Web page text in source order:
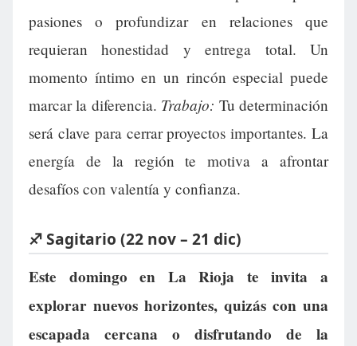
pasiones o profundizar en relaciones que
requieran honestidad y entrega total. Un
momento íntimo en un rincón especial puede
marcar la diferencia. Trabajo: Tu determinación
será clave para cerrar proyectos importantes. La
energía de la región te motiva a afrontar
desafíos con valentía y confianza.
♐ Sagitario (22 nov – 21 dic)
Este domingo en La Rioja te invita a
explorar nuevos horizontes, quizás con una
escapada cercana o disfrutando de la